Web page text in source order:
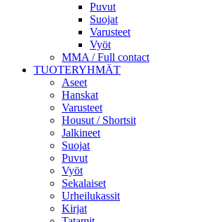
Puvut
Suojat
Varusteet
Vyöt
MMA / Full contact
TUOTERYHMÄT
Aseet
Hanskat
Varusteet
Housut / Shortsit
Jalkineet
Suojat
Puvut
Vyöt
Sekalaiset
Urheilukassit
Kirjat